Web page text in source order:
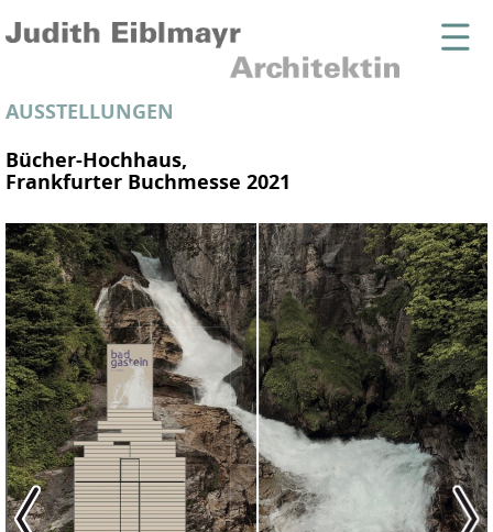
AUSSTELLUNGEN
Bücher-Hochhaus,
Frankfurter Buchmesse 2021